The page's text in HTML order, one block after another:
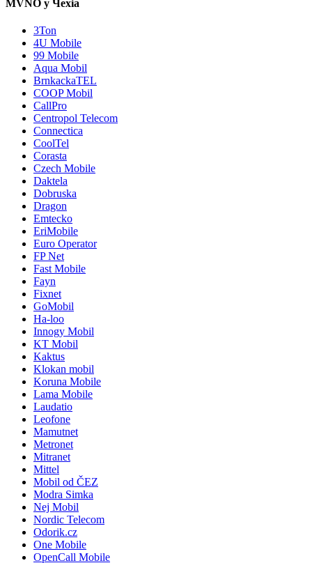
MVNO у Чехіа
3Ton
4U Mobile
99 Mobile
Aqua Mobil
BrnkackaTEL
COOP Mobil
CallPro
Centropol Telecom
Connectica
CoolTel
Corasta
Czech Mobile
Daktela
Dobruska
Dragon
Emtecko
EriMobile
Euro Operator
FP Net
Fast Mobile
Fayn
Fixnet
GoMobil
Ha-loo
Innogy Mobil
KT Mobil
Kaktus
Klokan mobil
Koruna Mobile
Lama Mobile
Laudatio
Leofone
Mamutnet
Metronet
Mitranet
Mittel
Mobil od ČEZ
Modra Simka
Nej Mobil
Nordic Telecom
Odorik.cz
One Mobile
OpenCall Mobile